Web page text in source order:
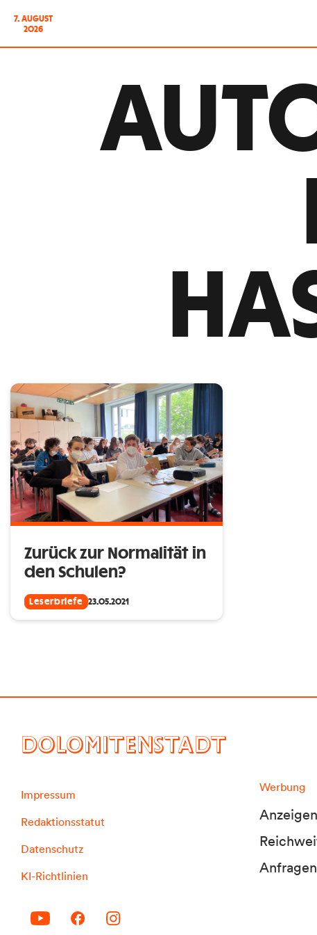
7. AUGUST
2026
Zurück zur Normalität in
den Schulen?
Leserbriefe 23.05.2021
DOLOMITENSTADT
Impressum
Redaktionsstatut
Datenschutz
KI-Richtlinien
Werbung